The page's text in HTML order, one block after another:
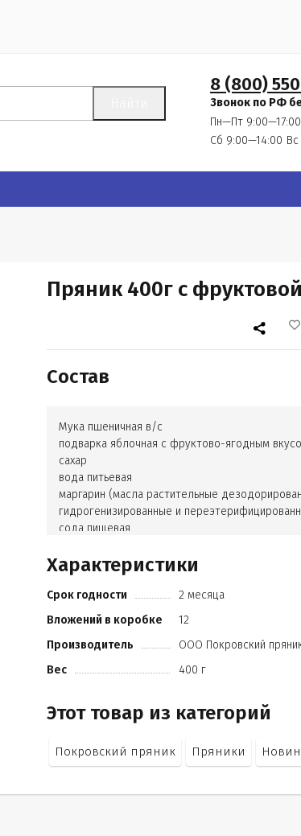
8 (800)
Звонок по РФ
Пн—Пт 9:00—17:00
Сб 9:00—14:00
Пряник 400г с
Состав
Мука пшеничная в/с
подварка яблочная с фруктово-ягодным
сахар
вода питьевая
маргарин (масла растительные
гидрогенизированные и
сода пищевая
какао-порошок
натуральное вкусоароматическое вещество
порошок)
пряность (корица)
регулятор кислотности (лимонная кислота)
соль.
Характеристики
Срок годности
2 месяца
Вложений в коробке
12
Производитель
ООО Покровский
Вес
400 г
Этот товар из категорий
Покровский пряник Пряники